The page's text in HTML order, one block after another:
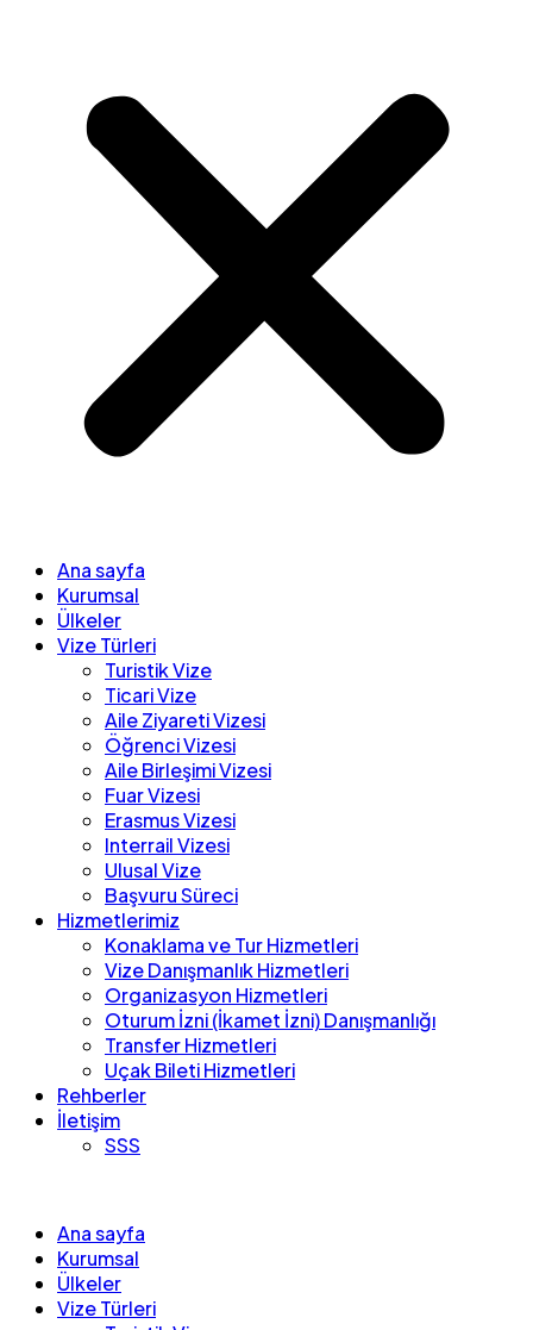
Ana sayfa
Kurumsal
Ülkeler
Vize Türleri
Turistik Vize
Ticari Vize
Aile Ziyareti Vizesi
Öğrenci Vizesi
Aile Birleşimi Vizesi
Fuar Vizesi
Erasmus Vizesi
Interrail Vizesi
Ulusal Vize
Başvuru Süreci
Hizmetlerimiz
Konaklama ve Tur Hizmetleri
Vize Danışmanlık Hizmetleri
Organizasyon Hizmetleri
Oturum İzni (İkamet İzni) Danışmanlığı
Transfer Hizmetleri
Uçak Bileti Hizmetleri
Rehberler
İletişim
SSS
Ana sayfa
Kurumsal
Ülkeler
Vize Türleri